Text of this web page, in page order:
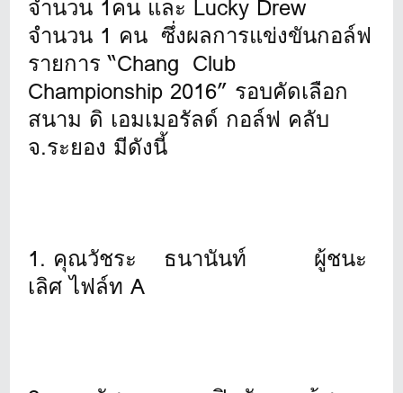
จำนวน 1คน และ Lucky Drew
จำนวน 1 คน ซึ่งผลการแข่งขันกอล์ฟ
รายการ “Chang Club
Championship 2016” รอบคัดเลือก
สนาม ดิ เอมเมอรัลด์ กอล์ฟ คลับ
จ.ระยอง มีดังนี้
1. คุณวัชระ ธนานันท์ ผู้ชนะ
เลิศ ไฟล์ท A